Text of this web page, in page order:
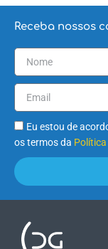
Receba nossos
Eu estou de
os termos da